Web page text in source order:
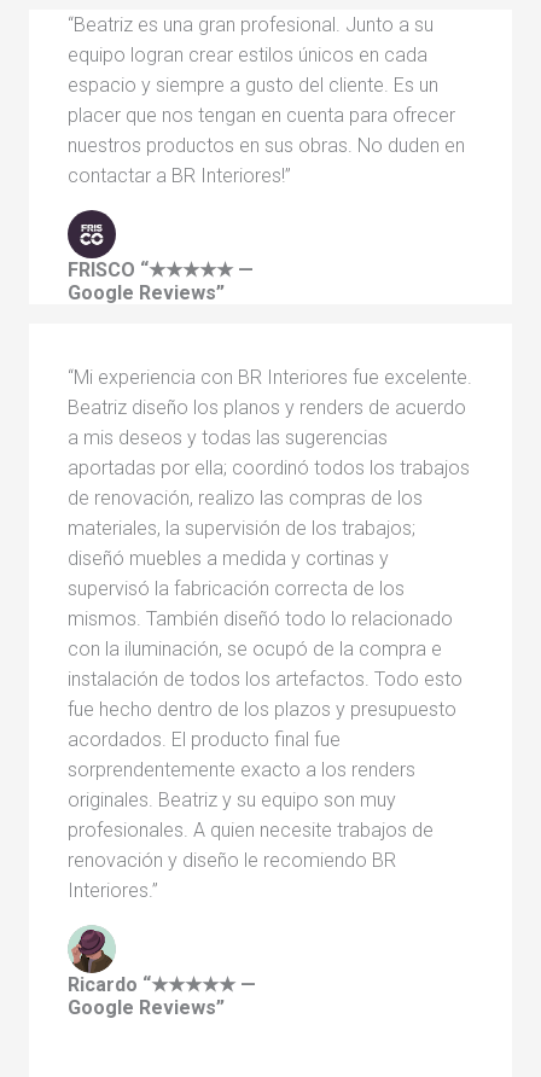
“Beatriz es una gran profesional. Junto a su
equipo logran crear estilos únicos en cada
espacio y siempre a gusto del cliente. Es un
placer que nos tengan en cuenta para ofrecer
nuestros productos en sus obras. No duden en
contactar a BR Interiores!”
FRISCO “★★★★★ —
Google Reviews”
“Mi experiencia con BR Interiores fue excelente.
Beatriz diseño los planos y renders de acuerdo
a mis deseos y todas las sugerencias
aportadas por ella; coordinó todos los trabajos
de renovación, realizo las compras de los
materiales, la supervisión de los trabajos;
diseñó muebles a medida y cortinas y
supervisó la fabricación correcta de los
mismos. También diseñó todo lo relacionado
con la iluminación, se ocupó de la compra e
instalación de todos los artefactos. Todo esto
fue hecho dentro de los plazos y presupuesto
acordados. El producto final fue
sorprendentemente exacto a los renders
originales. Beatriz y su equipo son muy
profesionales. A quien necesite trabajos de
renovación y diseño le recomiendo BR
Interiores.”
Ricardo “★★★★★ —
Google Reviews”